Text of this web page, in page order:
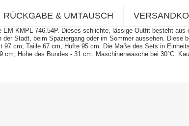
RÜCKGABE & UMTAUSCH
KMPL-746.54P. Dieses schlichte, lässige Outfit besteht
Stadt, beim Spaziergang oder im Sommer aussehen. Diese
cm, Taille 67 cm, Hüfte 95 cm. Die Maße des Sets in
Höhe des Bundes - 31 cm. Maschinenwäsche bei 30°C.